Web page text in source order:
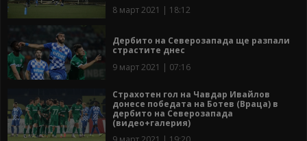
8 март 2021 | 18:12
Дербито на Северозапада ще разпали
страстите днес
9 март 2021 | 07:16
Страхотен гол на Чавдар Ивайлов
донесе победата на Ботев (Враца) в
дербито на Северозапада
(видео+галерия)